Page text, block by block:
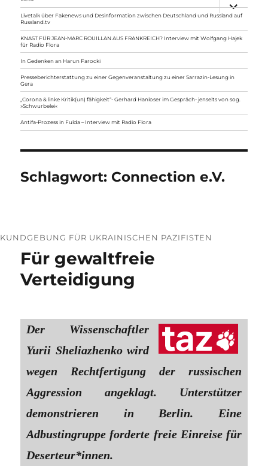
anzeigen
Livetalk über Fakenews und Desinformation zwischen Deutschland und Russland auf
Russland.tv
KNAST FÜR JEAN-MARC ROUILLAN AUS FRANKREICH? Interview mit Wolfgang Hajek
für Radio Flora
In Gedenken an Harun Farocki
Presseberichterstattung zu einer Gegenveranstaltung zu einer Sarrazin-Lesung in
Gera
„Corona & linke Kritik(un) fähigkeit“- Gerhard Hanloser im Gespräch- jenseits von sog.
»Schwurbelei«
Antifa-Prozess in Fulda – Interview mit Radio Flora
Schlagwort: Connection e.V.
KUNDGEBUNG FÜR UKRAINISCHEN PAZIFISTEN
Für gewaltfreie
Verteidigung
Der Wissenschaftler
Yurii Sheliazhenko wird
wegen Rechtfertigung der russischen
Aggression angeklagt. Unterstützer
demonstrieren in Berlin. Eine
Adbustingruppe forderte freie Einreise für
Deserteur*innen.